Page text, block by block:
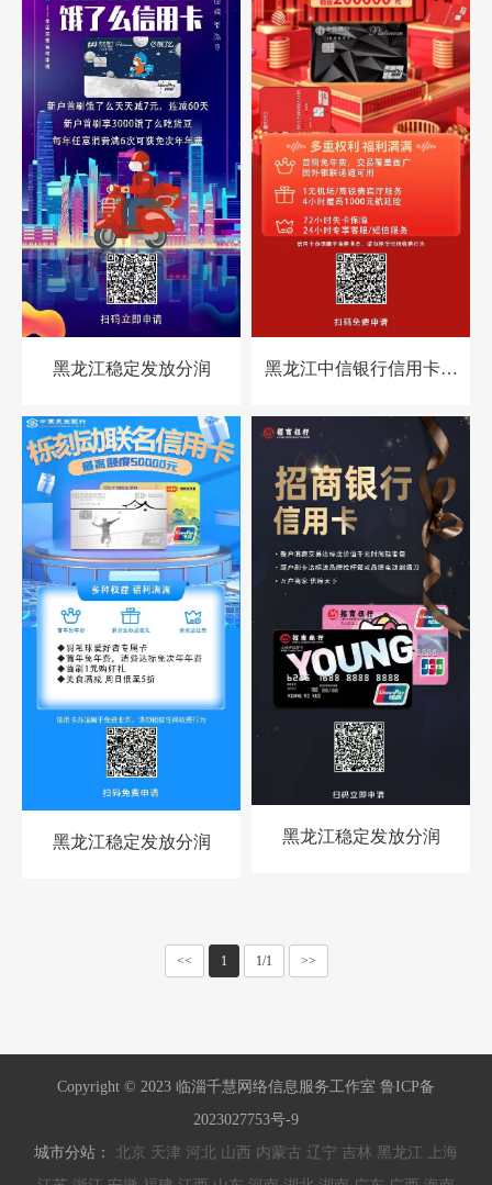
黑龙江稳定发放分润
黑龙江中信银行信用卡申
黑龙江稳定发放分润 黑龙江稳定发放分润
<< 1 1/1 >>
Copyright © 2023 临淄千慧网络信息服务工作室 鲁ICP备
2023027753号-9
城市分站： 北京 天津 河北 山西 内蒙古 辽宁 吉林 黑龙江
上海